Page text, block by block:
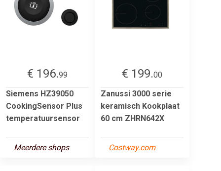
€ 196.99
Siemens HZ39050
CookingSensor Plus
temperatuursensor
Meerdere shops
€ 199.00
Zanussi 3000 serie
keramisch Kookplaat
60 cm ZHRN642X
Costway.com